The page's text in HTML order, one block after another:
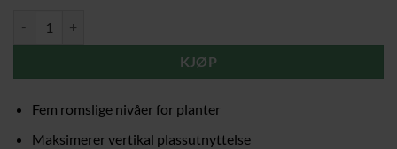
KJØP
Fem romslige nivåer for planter
Maksimerer vertikal plassutnyttelse